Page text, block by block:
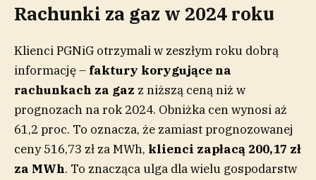
Rachunki za gaz w 2024 roku
Klienci PGNiG otrzymali w zeszłym roku dobrą
informację – faktury korygujące na
rachunkach za gaz z niższą ceną niż w
prognozach na rok 2024. Obniżka cen wynosi aż
61,2 proc. To oznacza, że zamiast prognozowanej
ceny 516,73 zł za MWh, klienci zapłacą 200,17 zł
za MWh. To znacząca ulga dla wielu gospodarstw